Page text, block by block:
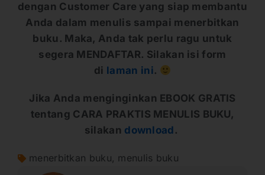
dengan Customer Care yang siap membantu
Anda dalam menulis sampai menerbitkan
buku. Maka, Anda tak perlu ragu untuk
segera MENDAFTAR. Silakan isi form
di laman ini.
Jika Anda menginginkan EBOOK GRATIS
tentang CARA PRAKTIS MENULIS BUKU,
silakan download .
menerbitkan buku, menulis buku